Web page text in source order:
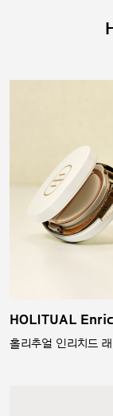
HOLITUAL
홀리추얼 인리치드